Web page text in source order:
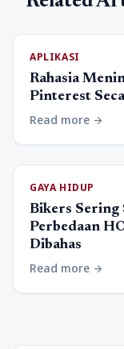
APLIKASI
Rahasia
Pinterest
Read more arrow_forward
GAYA HIDUP
Bikers Sering
Perbedaan
Dibahas
Read more arrow_forward